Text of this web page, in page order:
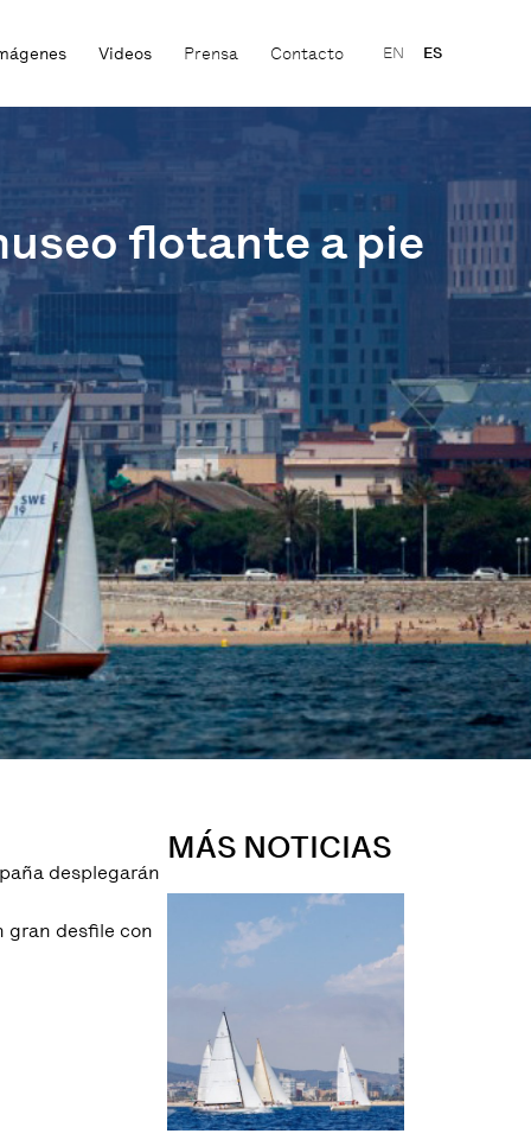
Videos Prensa Contacto EN ES
flotante a pie
desplegarán
gran desfile con
MÁS NOTICIAS